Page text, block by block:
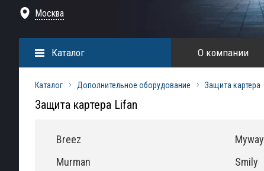
Москва
О компании
Каталог
Каталог Дополнительное оборудование Защита картера
Защита картера Lifan
Breez
Murman
Myway
Smily